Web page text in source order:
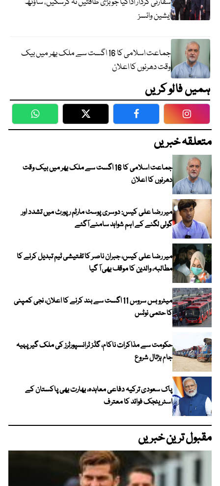
ایشین وائسز
جماعت اسلامی کا 16 اگست سے ملک بھر میں بیک
وقت دھرنوں کا اعلان
ہمیں فالو کریں
WhatsApp Twitter Facebook
متعلقہ خبریں
جماعت اسلامی کا 16 اگست سے ملک بھر میں بیک وقت
دھرنوں کا اعلان
میر رضا علی کیس: دوسری پوسٹ مارٹم رپورٹ میں تشدد اور
گولی لگنے کے اہم شواہد سامنے آگئے
میر رضا علی کیس، جبران ناصر کا تفتیشی ٹیم تبدیل کرنے کا
مطالبہ، والدین کا موقف بھی آ گیا
میٹرو بس سروس 11 اگست سے بند کرنے کا اعلان، نجی کمپنی
کا حتمی نوٹس
حکومت سے مذاکرات ناکام، گڈز ٹرانسپورٹرز کی ملک گیر پہیہ
جام ہڑتال شروع
پاک سعودی ترکیہ دفاعی معاہدہ، بھارت بھی پاکستان کے
اسٹریٹجک فوائد کا معترف
مقبول ترین خبریں